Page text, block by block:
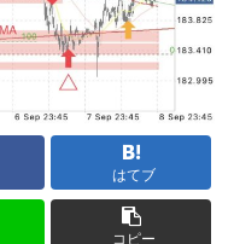
はてブ
コピー